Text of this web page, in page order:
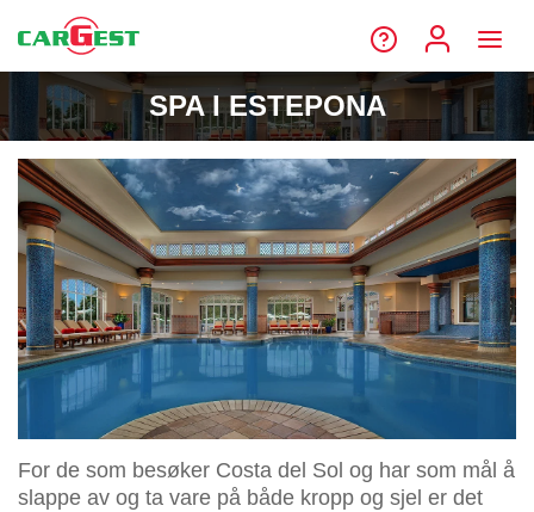
SPA I ESTEPONA
For de som besøker Costa del Sol og har som mål å
slappe av og ta vare på både kropp og sjel er det